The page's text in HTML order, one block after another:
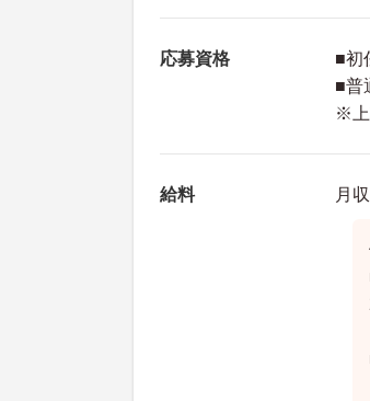
応募資格
■初
■普
※上
給料 月